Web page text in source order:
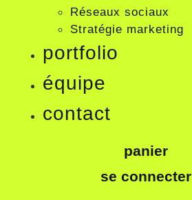
Réseaux sociaux
Stratégie marketing
portfolio
équipe
contact
panier
se connecter